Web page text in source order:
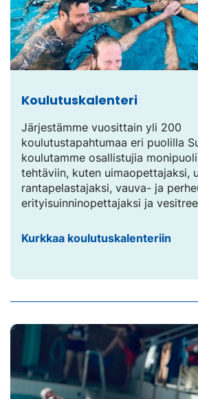
Koulutuskalenteri
Järjestämme vuosittain yli 200
koulutustapahtumaa eri puolilla
koulutamme osallistujia
tehtäviin, kuten uimaopettajaksi,
rantapelastajaksi, vauva- ja
erityisuinninopettajaksi ja
Kurkkaa koulutuskalenteriin